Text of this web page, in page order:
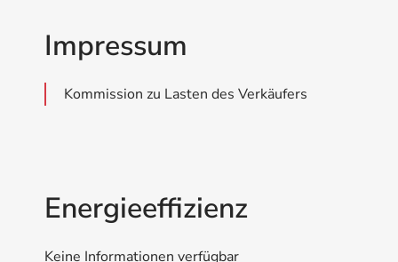
Impressum
Kommission zu Lasten des Verkäufers
Energieeffizienz
Keine Informationen verfügbar